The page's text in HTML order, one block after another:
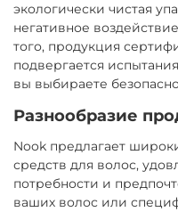
экологически чистая
негативное
того, продукция
подвергается
вы выбираете
Разнообразие
Nook предлагает
средств для волос,
потребности и
ваших волос или